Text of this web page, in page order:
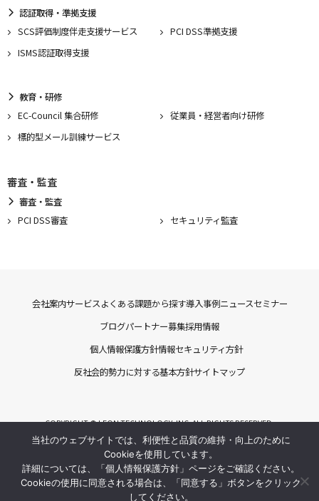
認証取得・準拠支援
SCS評価制度伴走支援サービス
PCI DSS準拠支援
ISMS認証取得支援
教育・研修
EC-Council 集合研修
従業員・経営者向け研修
標的型メール訓練サービス
審査・監査
審査・監査
PCI DSS審査
セキュリティ監査
会社案内サービスよくある課題から探す導入事例ニュースセミナー
ブログパートナー募集採用情報
個人情報保護方針情報セキュリティ方針
反社会的勢力に対する基本方針サイトマップ
COPYRIGHT © LEON TECHNOLOGY, INC. ALL RIGHTS RESERVED.
当社のウェブサイトでは、利便性と品質の維持・向上のために
Cookieを使用しています。
詳細については、「個人情報保護方針」ページをご確認ください。
Cookieの使用に同意される場合は、「同意する」ボタンをクリック
してください。